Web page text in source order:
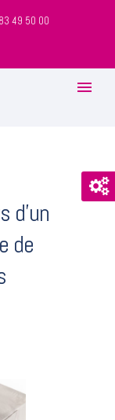
49 50 00
d'un
de